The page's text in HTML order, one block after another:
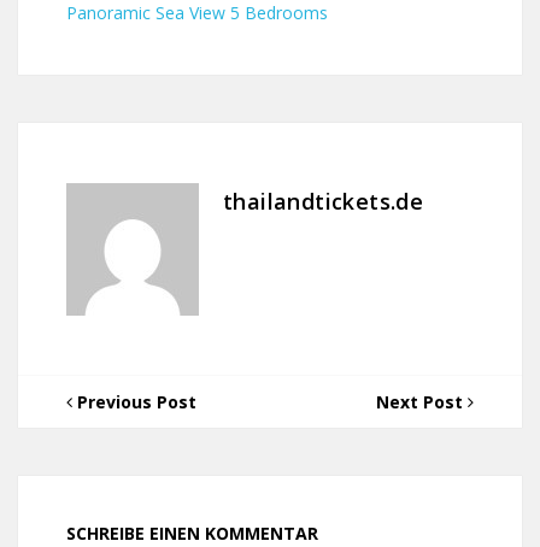
Panoramic Sea View 5 Bedrooms
thailandtickets.de
Previous Post Next Post
SCHREIBE EINEN KOMMENTAR